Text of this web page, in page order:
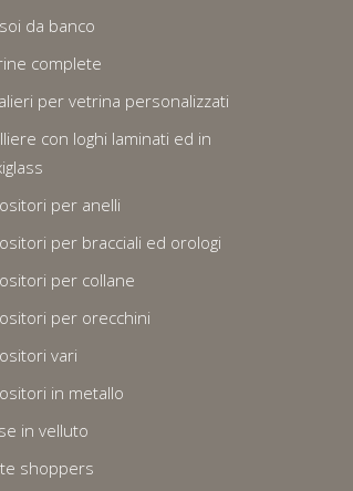
da banco
complete
per vetrina personalizzati
con loghi laminati ed in
per anelli
per bracciali ed orologi
per collane
per orecchini
vari
in metallo
in velluto
shoppers